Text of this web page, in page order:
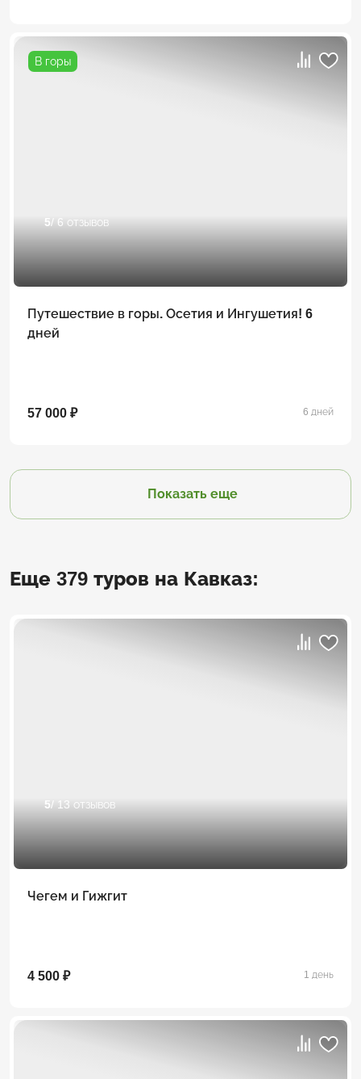
В горы
5/ 6 отзывов
Путешествие в горы. Осетия и Ингушетия! 6
дней
57 000 ₽ 6 дней
Показать еще
Еще 379 туров на Кавказ:
5/ 13 отзывов
Чегем и Гижгит
4 500 ₽ 1 день